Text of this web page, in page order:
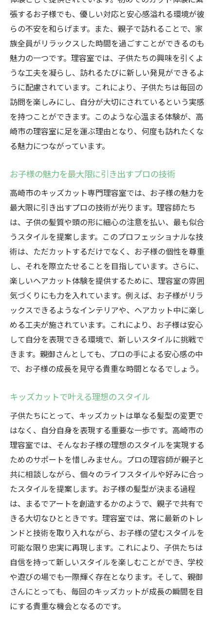
張するお子様でも、優しい対応と安心感溢れる環境が彼
らの不安を和らげます。また、親子で訪れることで、家
族全員がリラックスした時間を過ごすことができるのも
魅力の一つです。理容室では、子供たちの興味を引くよ
うな工夫を凝らし、訪れるたびに新しい発見ができるよ
うに配慮されています。これにより、子供たちは毎回の
訪問を楽しみにし、自分が大切にされているという実感
を持つことができます。このような心温まる体験が、高
崎市の理容室に足を運ぶ理由となり、何度も訪れたくな
る魅力につながっています。
お子様の魅力を最大限に引き出すプロの技術
高崎市のキッズカット専門理容室では、お子様の魅力を
最大限に引き出すプロの技術が光ります。理容師たち
は、子供の髪質や頭の形に細心の注意を払い、最も似合
うスタイルを提案します。このプロフェッショナルな技
術は、ただカットするだけでなく、お子様の個性を尊重
し、それを際立たせることを目指しています。さらに、
楽しいヘアカット体験を提供するために、理容室の雰囲
気づくりにも力を入れています。例えば、お子様がリラ
ックスできるようなインテリアや、ヘアカット中に楽し
める工夫が施されています。これにより、お子様は安心
して自分を表現できる環境で、新しいスタイルに挑戦で
きます。親御さんとしても、プロの手による安心感の中
で、お子様の成長を見守る貴重な時間となるでしょう。
キッズカットで叶える理想のスタイル
子供たちにとって、キッズカットは単なる髪型の変更で
はなく、自分自身を表現する重要な一歩です。高崎市の
理容室では、そんなお子様の理想のスタイルを実現する
ためのサポートを惜しみません。プロの理容師が親子と
共に相談しながら、個々のライフスタイルや好みに合っ
たスタイルを提案します。お子様の髪型が決まる過程
は、まるでアートを創造するかのようで、親子で共有で
きる大切なひとときです。理容室では、常に最新のトレ
ンドと技術を取り入れながら、お子様の望むスタイルを
可能な限り忠実に再現します。これにより、子供たちは
自信を持って新しいスタイルを楽しむことができ、学校
や遊びの場でも一際輝く存在となります。そして、親御
さんにとっても、毎回のキッズカットが成長の瞬間を目
にする貴重な機会となるのです。